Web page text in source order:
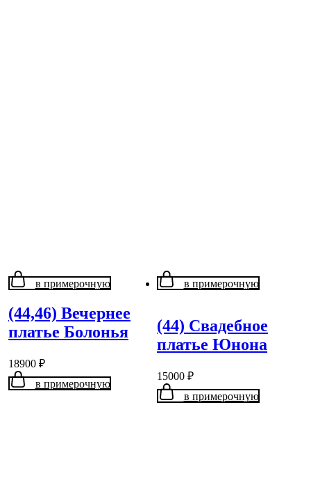
в примерочную
(44,46) Вечернее
платье Болонья
18900 ₽
в примерочную
в примерочную
(44) Свадебное
платье Юнона
15000 ₽
в примерочную